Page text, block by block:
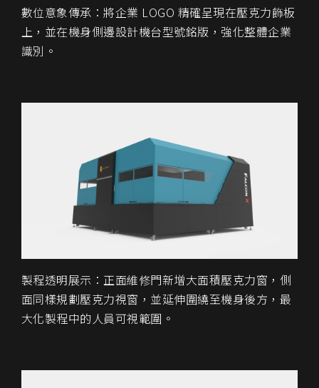
數位意象傳承：將企業 LOGO 精確呈現在壓克力飾板
上，並在機身側邊設計機台型號銘版，強化整體企業
識別。
製程透明展示：正面維修門新增大面積壓克力窗，側
面同樣規劃壓克力視窗，並延伸圍繞至機身後方，最
大化製程中的人員可視範圍。